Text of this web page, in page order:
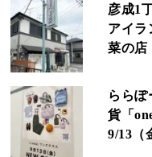
彦成1
アイラ
菜の店
ららぽ
貨「
9/13（